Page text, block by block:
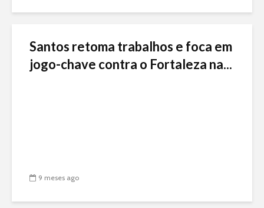
Santos retoma trabalhos e foca em
jogo-chave contra o Fortaleza na...
9 meses ago